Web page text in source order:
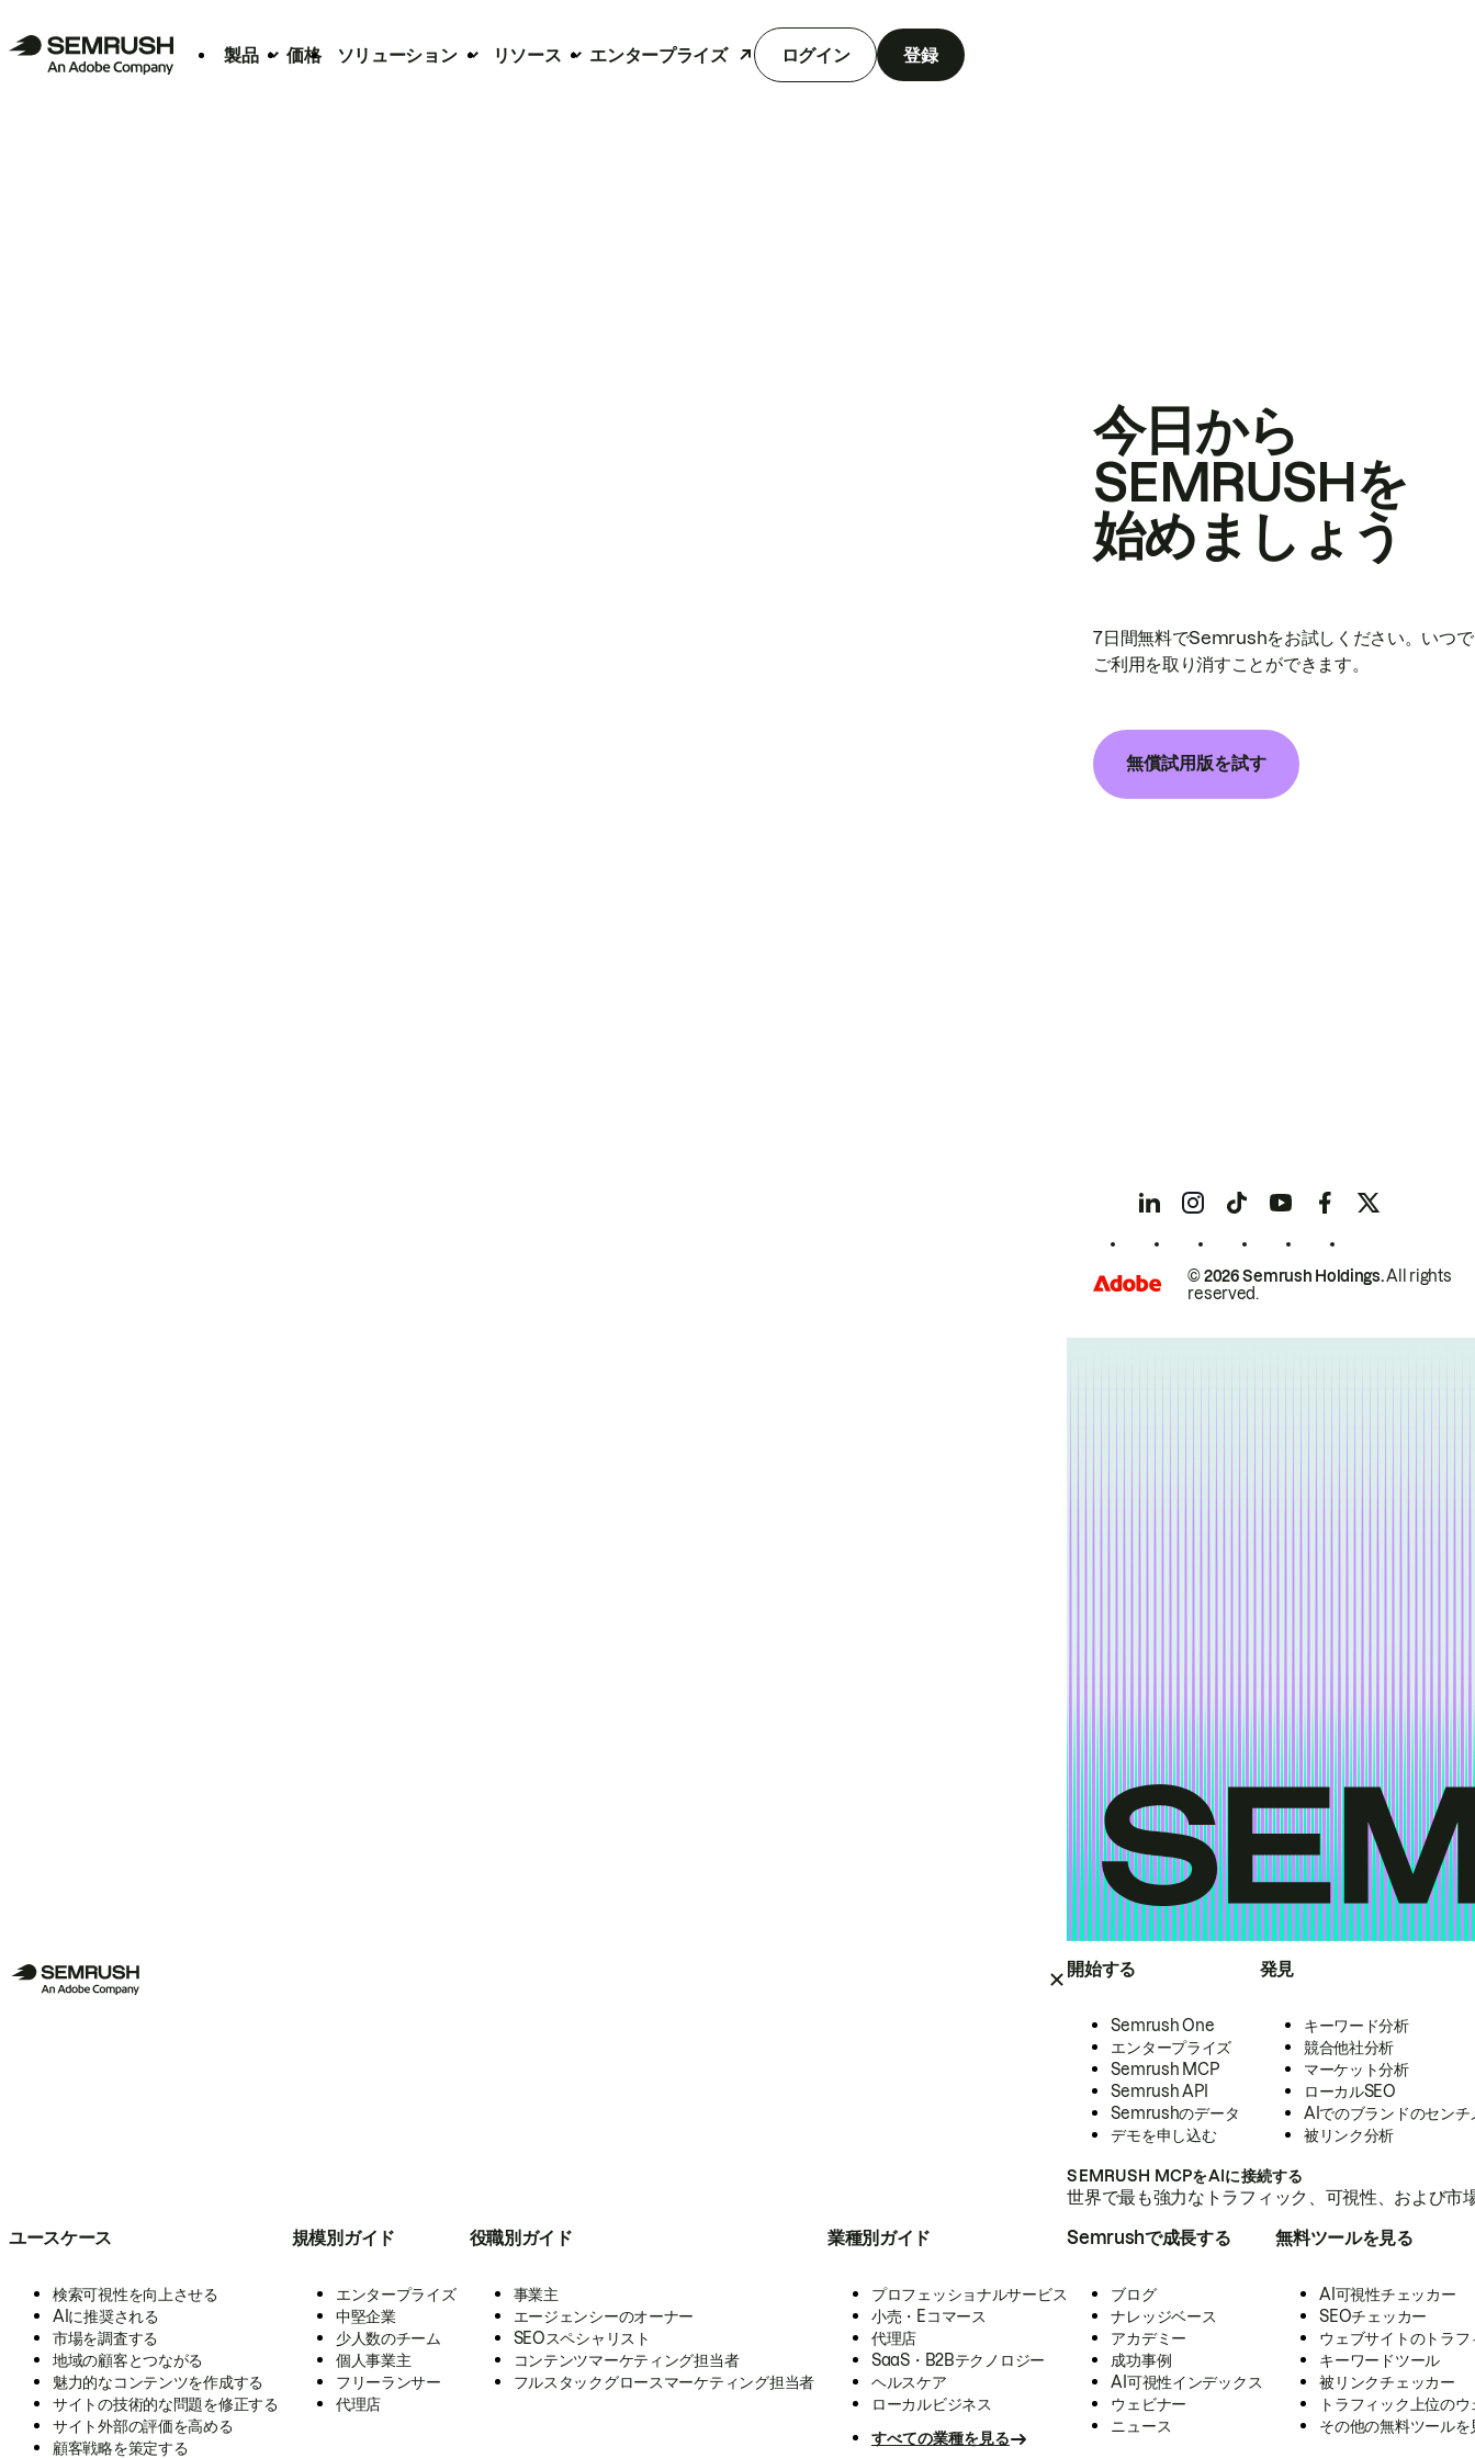
製品 価格 ソリューション リソース エンタープライズ ログイン 登録
開始する
Semrush One
エンタープライズ
Semrush MCP
Semrush API
Semrushのデータ
デモを申し込む
発見
キーワード分析
競合他社分析
マーケット分析
ローカルSEO
AIでのブランドのセンチ
被リンク分析
SEMRUSH MCPをAIに接続する
世界で最も強力なトラフィック、可視性、および
ユースケース
検索可視性を向上させる
AIに推奨される
市場を調査する
地域の顧客とつながる
魅力的なコンテンツを作成する
サイトの技術的な問題を修正する
サイト外部の評価を高める
顧客戦略を策定する
規模別ガイド
エンタープライズ
中堅企業
少人数のチーム
個人事業主
フリーランサー
代理店
役職別ガイド
事業主
エージェンシーのオーナー
SEOスペシャリスト
コンテンツマーケティング担当者
フルスタックグロースマーケティング担当者
業種別ガイド
プロフェッショナルサービス
小売・Eコマース
代理店
SaaS・B2Bテクノロジー
ヘルスケア
ローカルビジネス
すべての業種を見る
Semrushで成長する
ブログ
ナレッジベース
アカデミー
成功事例
AI可視性インデックス
ウェビナー
ニュース
無料ツールを見る
AI可視性チェッカー
SEOチェッカー
ウェブサイトのトラ
キーワードツール
被リンクチェッカー
トラフィック上位の
その他の無料ツールを
今日から
SEMRUSHを
始めましょう
7日間無料でSemrushをお試しください。いつ
ご利用を取り消すことができます。
無償試用版を試す
© 2026 Semrush Holdings.All rights
reserved.